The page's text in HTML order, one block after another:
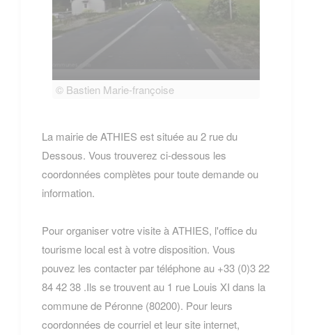
© Bastien Marie-françoise
La mairie de ATHIES est située au 2 rue du
Dessous. Vous trouverez ci-dessous les
coordonnées complètes pour toute demande ou
information.
Pour organiser votre visite à ATHIES, l'office du
tourisme local est à votre disposition. Vous
pouvez les contacter par téléphone au +33 (0)3 22
84 42 38 .Ils se trouvent au 1 rue Louis XI dans la
commune de Péronne (80200). Pour leurs
coordonnées de courriel et leur site internet,